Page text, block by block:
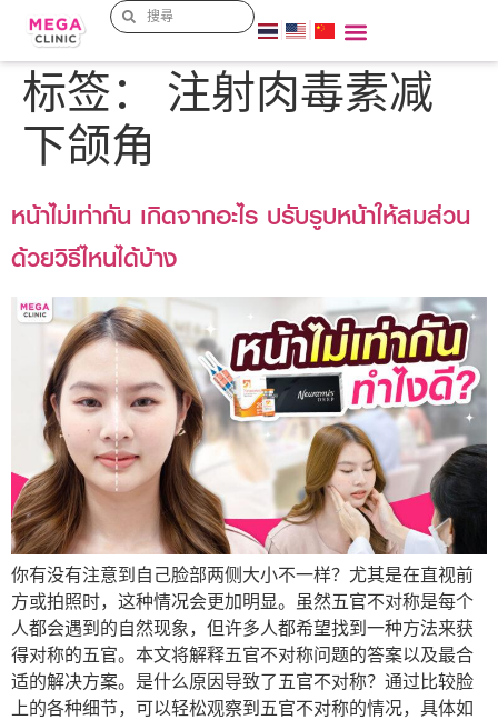
标签： 注射肉毒素减
下颌角
หน้าไม่เท่ากัน เกิดจากอะไร ปรับรูปหน้าให้สมส่วน
ด้วยวิธีไหนได้บ้าง
你有没有注意到自己脸部两侧大小不一样？尤其是在直视前
方或拍照时，这种情况会更加明显。虽然五官不对称是每个
人都会遇到的自然现象，但许多人都希望找到一种方法来获
得对称的五官。本文将解释五官不对称问题的答案以及最合
适的解决方案。是什么原因导致了五官不对称？通过比较脸
上的各种细节，可以轻松观察到五官不对称的情况，具体如